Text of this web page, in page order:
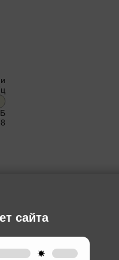
сайта